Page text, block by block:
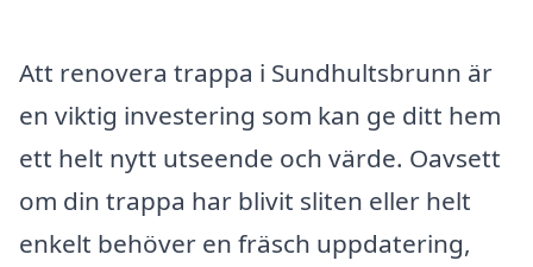
Att renovera trappa i Sundhultsbrunn är
en viktig investering som kan ge ditt hem
ett helt nytt utseende och värde. Oavsett
om din trappa har blivit sliten eller helt
enkelt behöver en fräsch uppdatering,